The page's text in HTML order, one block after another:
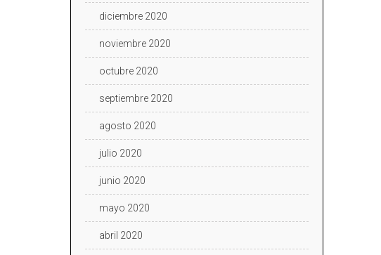
diciembre 2020
noviembre 2020
octubre 2020
septiembre 2020
agosto 2020
julio 2020
junio 2020
mayo 2020
abril 2020